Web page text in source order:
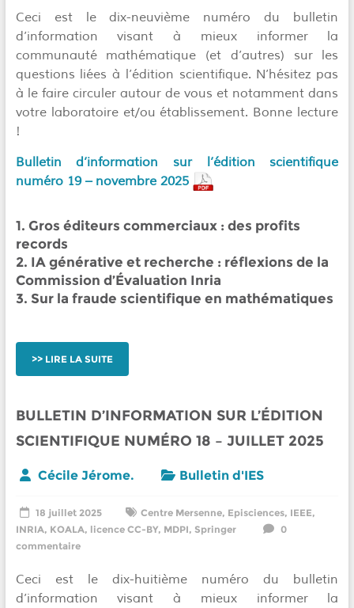
Ceci est le dix-neuvième numéro du bulletin
d’information visant à mieux informer la
communauté mathématique (et d’autres) sur les
questions liées à l’édition scientifique. N’hésitez pas
à le faire circuler autour de vous et notamment dans
votre laboratoire et/ou établissement. Bonne lecture
!
Bulletin d’information sur l’édition scientifique
numéro 19 – novembre 2025
1. Gros éditeurs commerciaux : des profits
records
2. IA générative et recherche : réflexions de la
Commission d’Évaluation Inria
3. Sur la fraude scientifique en mathématiques
LIRE LA SUITE
BULLETIN D’INFORMATION SUR L’ÉDITION
SCIENTIFIQUE NUMÉRO 18 – JUILLET 2025
Cécile Jérome. Bulletin d'IES
18 juillet 2025 Centre Mersenne, Episciences, IEEE,
INRIA, KOALA, licence CC-BY, MDPI, Springer
0
commentaire
Ceci est le dix-huitième numéro du bulletin
d’information visant à mieux informer la